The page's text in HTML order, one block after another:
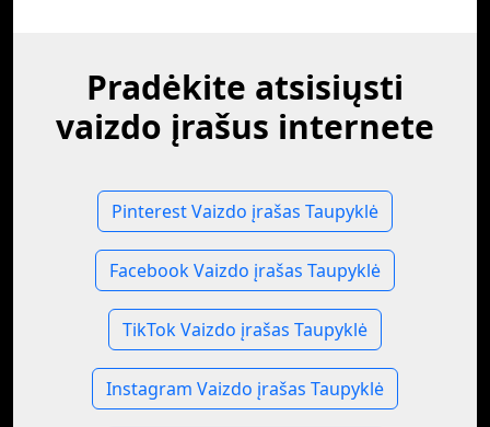
Pradėkite atsisiųsti
vaizdo įrašus internete
Pinterest Vaizdo įrašas Taupyklė
Facebook Vaizdo įrašas Taupyklė
TikTok Vaizdo įrašas Taupyklė
Instagram Vaizdo įrašas Taupyklė